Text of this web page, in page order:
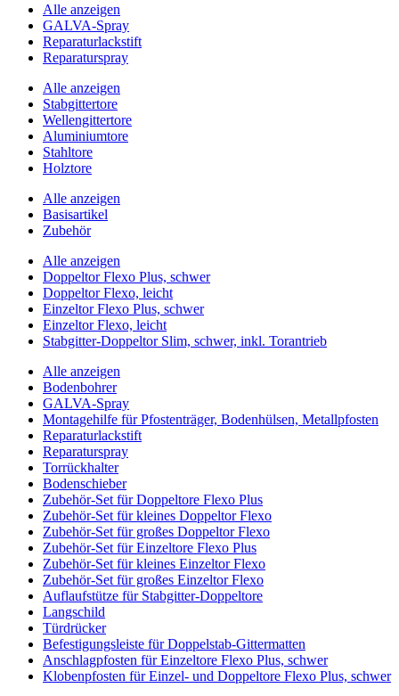
Alle anzeigen
GALVA-Spray
Reparaturlackstift
Reparaturspray
Alle anzeigen
Stabgittertore
Wellengittertore
Aluminiumtore
Stahltore
Holztore
Alle anzeigen
Basisartikel
Zubehör
Alle anzeigen
Doppeltor Flexo Plus, schwer
Doppeltor Flexo, leicht
Einzeltor Flexo Plus, schwer
Einzeltor Flexo, leicht
Stabgitter-Doppeltor Slim, schwer, inkl. Torantrieb
Alle anzeigen
Bodenbohrer
GALVA-Spray
Montagehilfe für Pfostenträger, Bodenhülsen, Metallpfosten
Reparaturlackstift
Reparaturspray
Torrückhalter
Bodenschieber
Zubehör-Set für Doppeltore Flexo Plus
Zubehör-Set für kleines Doppeltor Flexo
Zubehör-Set für großes Doppeltor Flexo
Zubehör-Set für Einzeltore Flexo Plus
Zubehör-Set für kleines Einzeltor Flexo
Zubehör-Set für großes Einzeltor Flexo
Auflaufstütze für Stabgitter-Doppeltore
Langschild
Türdrücker
Befestigungsleiste für Doppelstab-Gittermatten
Anschlagpfosten für Einzeltore Flexo Plus, schwer
Klobenpfosten für Einzel- und Doppeltore Flexo Plus, schwer